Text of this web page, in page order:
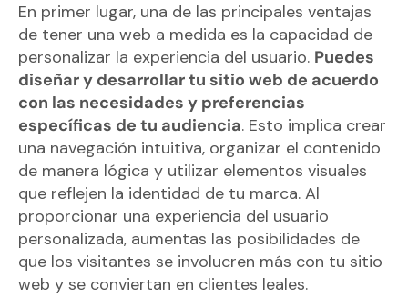
En primer lugar, una de las principales ventajas
de tener una web a medida es la capacidad de
personalizar la experiencia del usuario. Puedes
diseñar y desarrollar tu sitio web de acuerdo
con las necesidades y preferencias
específicas de tu audiencia. Esto implica crear
una navegación intuitiva, organizar el contenido
de manera lógica y utilizar elementos visuales
que reflejen la identidad de tu marca. Al
proporcionar una experiencia del usuario
personalizada, aumentas las posibilidades de
que los visitantes se involucren más con tu sitio
web y se conviertan en clientes leales.